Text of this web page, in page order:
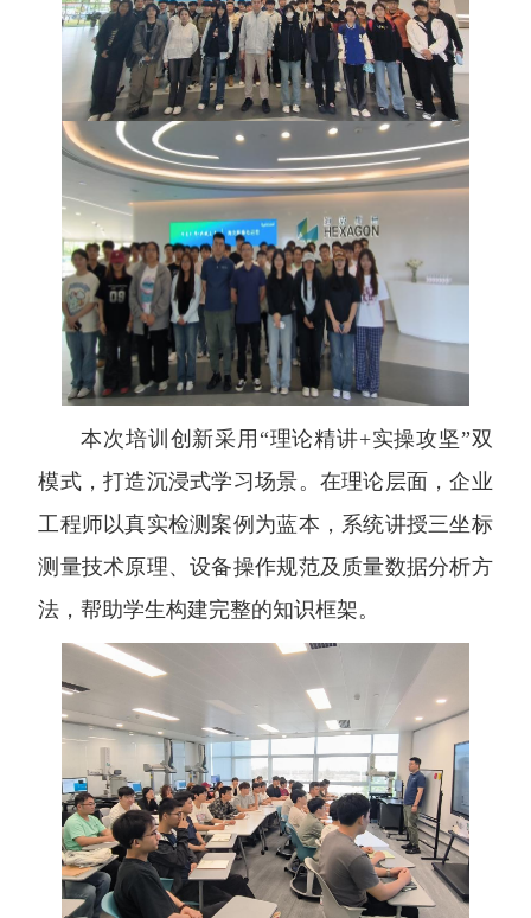
本次培训创新采用“理论精讲+实操攻坚”双
模式，打造沉浸式学习场景。在理论层面，企业
工程师以真实检测案例为蓝本，系统讲授三坐标
测量技术原理、设备操作规范及质量数据分析方
法，帮助学生构建完整的知识框架。